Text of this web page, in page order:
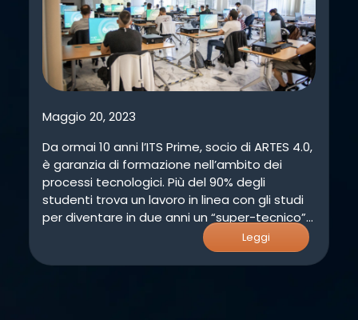
Maggio 20, 2023
Da ormai 10 anni l’ITS Prime, socio di ARTES 4.0,
è garanzia di formazione nell’ambito dei
processi tecnologici. Più del 90% degli
studenti trova un lavoro in linea con gli studi
per diventare in due anni un “super-tecnico”
Leggi